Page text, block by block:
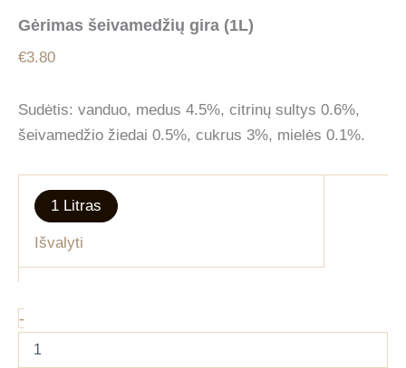
Gėrimas šeivamedžių gira (1L)
€3.80
Sudėtis: vanduo, medus 4.5%, citrinų sultys 0.6%,
šeivamedžio žiedai 0.5%, cukrus 3%, mielės 0.1%.
1 Litras
Išvalyti
-produkto
kiekis:
Gėrimas